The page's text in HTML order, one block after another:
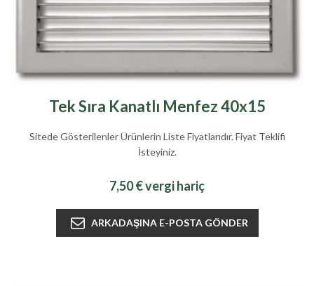
Tek Sıra Kanatlı Menfez 40x15
Sitede Gösterilenler Ürünlerin Liste Fiyatlarıdır. Fiyat Teklifi
İsteyiniz.
7,50 € vergi hariç